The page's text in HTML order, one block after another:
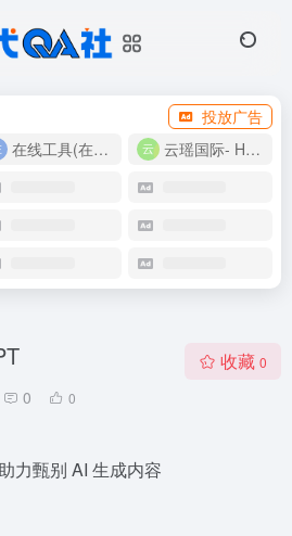
投放广告
在线工具(在线实用工具200+) 云瑶国际- Harlan-15360639224
0 0
收藏 0
力甄别 AI 生成内容